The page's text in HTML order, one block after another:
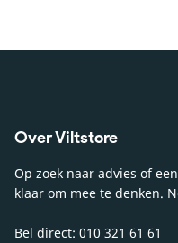
Over Viltstore
Op zoek naar advies of
klaar om mee te denken.
Bel direct: 010 321 61 61